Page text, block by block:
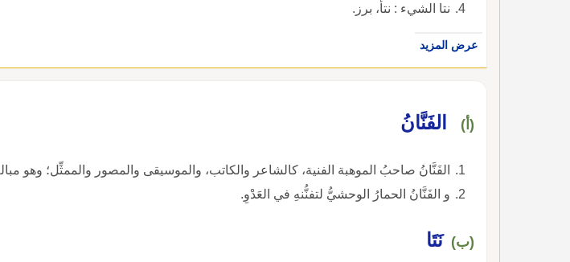
نتا الشيء : نتأ، برز.
عرض المزيد
(أ) الفَنَّانُ
الفَنَّانُ صاحبُ الموهبة الفنية، كالشاعر والكاتب، والموسيقى والمصور والممثِّل؛ وهو مبالغة من فنَّ.
و الفَنَّانُ الحمارُ الوحشيُّ لتفنُّنهِ في العَدْوِ.
(ب) نَتَا